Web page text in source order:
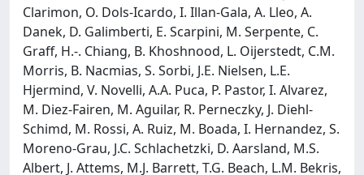
Clarimon, O. Dols-Icardo, I. Illan-Gala, A. Lleo, A.
Danek, D. Galimberti, E. Scarpini, M. Serpente, C.
Graff, H.-. Chiang, B. Khoshnood, L. Oijerstedt, C.M.
Morris, B. Nacmias, S. Sorbi, J.E. Nielsen, L.E.
Hjermind, V. Novelli, A.A. Puca, P. Pastor, I. Alvarez,
M. Diez-Fairen, M. Aguilar, R. Perneczky, J. Diehl-
Schimd, M. Rossi, A. Ruiz, M. Boada, I. Hernandez, S.
Moreno-Grau, J.C. Schlachetzki, D. Aarsland, M.S.
Albert, J. Attems, M.J. Barrett, T.G. Beach, L.M. Bekris,